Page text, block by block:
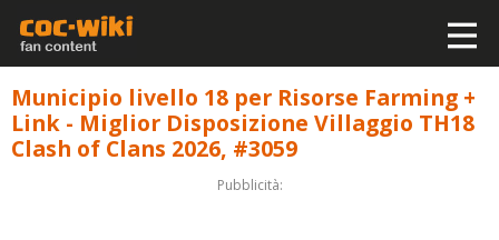
Municipio livello 18 per Risorse Farming +
Link - Miglior Disposizione Villaggio TH18
Clash of Clans 2026, #3059
Pubblicità: